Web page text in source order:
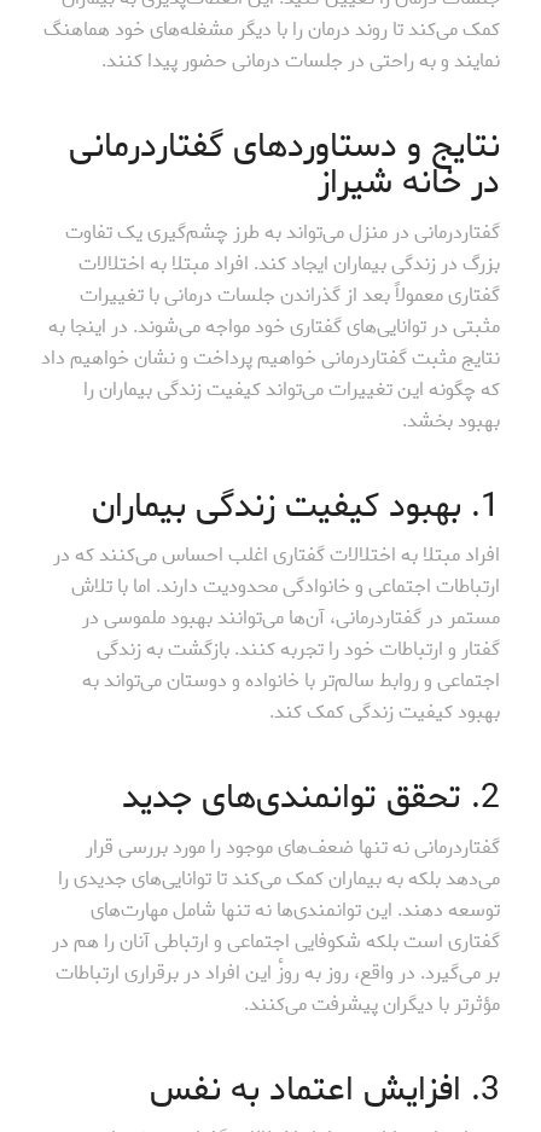
کمک می‌کند تا روند درمان را با دیگر مشغله‌های خود هماهنگ
نمایند و به راحتی در جلسات درمانی حضور پیدا کنند.
نتایج و دستاوردهای گفتاردرمانی
در خانه شیراز
گفتاردرمانی در منزل می‌تواند به طرز چشم‌گیری یک تفاوت
بزرگ در زندگی بیماران ایجاد کند. افراد مبتلا به اختلالات
گفتاری معمولاً بعد از گذراندن جلسات درمانی با تغییرات
مثبتی در توانایی‌های گفتاری خود مواجه می‌شوند. در اینجا به
نتایج مثبت گفتاردرمانی خواهیم پرداخت و نشان خواهیم داد
که چگونه این تغییرات می‌تواند کیفیت زندگی بیماران را
بهبود بخشد.
1. بهبود کیفیت زندگی بیماران
افراد مبتلا به اختلالات گفتاری اغلب احساس می‌کنند که در
ارتباطات اجتماعی و خانوادگی محدودیت دارند. اما با تلاش
مستمر در گفتاردرمانی، آن‌ها می‌توانند بهبود ملموسی در
گفتار و ارتباطات خود را تجربه کنند. بازگشت به زندگی
اجتماعی و روابط سالم‌تر با خانواده و دوستان می‌تواند به
بهبود کیفیت زندگی کمک کند.
2. تحقق توانمندی‌های جدید
گفتاردرمانی نه تنها ضعف‌های موجود را مورد بررسی قرار
می‌دهد بلکه به بیماران کمک می‌کند تا توانایی‌های جدیدی را
توسعه دهند. این توانمندی‌ها نه تنها شامل مهارت‌های
گفتاری است بلکه شکوفایی اجتماعی و ارتباطی آنان را هم در
بر می‌گیرد. در واقع، روز به روزٔ این افراد در برقراری ارتباطات
مؤثرتر با دیگران پیشرفت می‌کنند.
3. افزایش اعتماد به نفس